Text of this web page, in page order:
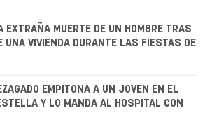
EXTRAÑA MUERTE DE UN HOMBRE TRAS
UNA VIVIENDA DURANTE LAS FIESTAS DE
EMPITONA A UN JOVEN EN EL
Y LO MANDA AL HOSPITAL CON